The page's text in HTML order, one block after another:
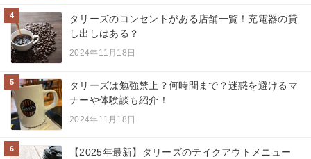
4
タリーズのコンセントがある店舗一覧！充電器の貸
し出しはある？
2024年11月18日
5
タリーズは勉強禁止？何時間まで？迷惑を避けるマ
ナーや体験談も紹介！
2024年11月18日
6
【2025年最新】タリーズのテイクアウトメニュー